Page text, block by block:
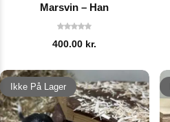
Marsvin – Han
400.00 kr.
Ikke På Lager